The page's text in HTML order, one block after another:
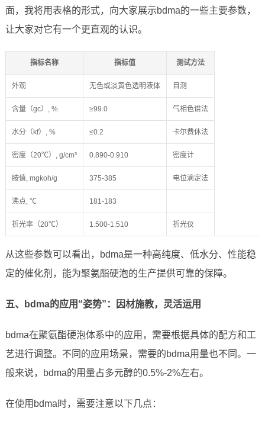
面，我将用表格的形式，向大家展示bdma的一些主要参数，
让大家对它有一个更直观的认识。
指标名称 指标值 测试方法
外观 无色或淡黄色透明液体 目测
含量（gc）, % ≥99.0 气相色谱法
水分（kf）, % ≤0.2 卡尔费休法
密度（20℃）, g/cm³ 0.890-0.910 密度计
胺值, mgkoh/g 375-385 电位滴定法
沸点, ℃ 181-183
折光率（20℃） 1.500-1.510 折光仪
从这些参数可以看出，bdma是一种高纯度、低水分、性能稳
定的催化剂，能为聚氨酯硬泡的生产提供可靠的保障。
五、bdma的应用“姿势”：因材施教，灵活运用
bdma在聚氨酯硬泡体系中的应用，需要根据具体的配方和工
艺进行调整。不同的应用场景，需要的bdma用量也不同。一
般来说，bdma的用量占多元醇的0.5%-2%左右。
在使用bdma时，需要注意以下几点：